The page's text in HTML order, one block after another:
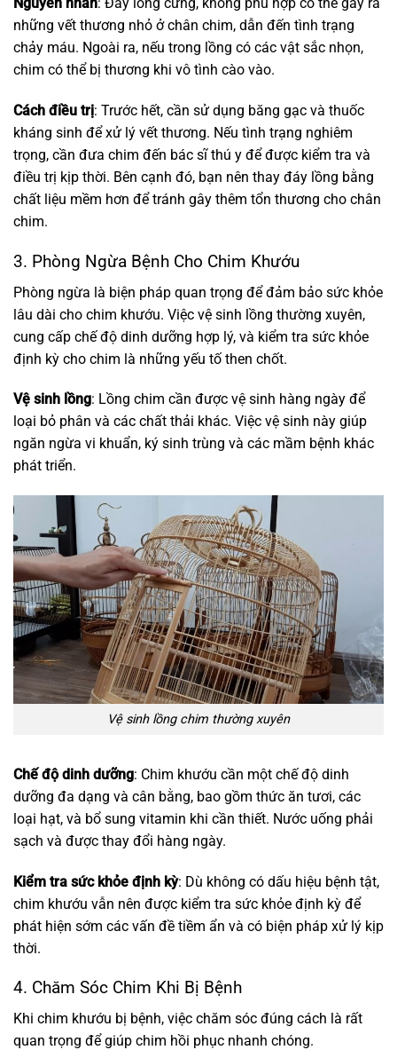
Nguyên nhân: Đáy lồng cứng, không phù hợp có thể gây ra
những vết thương nhỏ ở chân chim, dẫn đến tình trạng
chảy máu. Ngoài ra, nếu trong lồng có các vật sắc nhọn,
chim có thể bị thương khi vô tình cào vào.
Cách điều trị: Trước hết, cần sử dụng băng gạc và thuốc
kháng sinh để xử lý vết thương. Nếu tình trạng nghiêm
trọng, cần đưa chim đến bác sĩ thú y để được kiểm tra và
điều trị kịp thời. Bên cạnh đó, bạn nên thay đáy lồng bằng
chất liệu mềm hơn để tránh gây thêm tổn thương cho chân
chim.
3. Phòng Ngừa Bệnh Cho Chim Khướu
Phòng ngừa là biện pháp quan trọng để đảm bảo sức khỏe
lâu dài cho chim khướu. Việc vệ sinh lồng thường xuyên,
cung cấp chế độ dinh dưỡng hợp lý, và kiểm tra sức khỏe
định kỳ cho chim là những yếu tố then chốt.
Vệ sinh lồng: Lồng chim cần được vệ sinh hàng ngày để
loại bỏ phân và các chất thải khác. Việc vệ sinh này giúp
ngăn ngừa vi khuẩn, ký sinh trùng và các mầm bệnh khác
phát triển.
Vệ sinh lồng chim thường xuyên
Chế độ dinh dưỡng: Chim khướu cần một chế độ dinh
dưỡng đa dạng và cân bằng, bao gồm thức ăn tươi, các
loại hạt, và bổ sung vitamin khi cần thiết. Nước uống phải
sạch và được thay đổi hàng ngày.
Kiểm tra sức khỏe định kỳ: Dù không có dấu hiệu bệnh tật,
chim khướu vẫn nên được kiểm tra sức khỏe định kỳ để
phát hiện sớm các vấn đề tiềm ẩn và có biện pháp xử lý kịp
thời.
4. Chăm Sóc Chim Khi Bị Bệnh
Khi chim khướu bị bệnh, việc chăm sóc đúng cách là rất
quan trọng để giúp chim hồi phục nhanh chóng.